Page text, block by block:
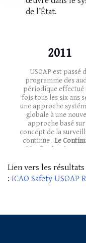
de l’État.
2011
USOAP est passé
programme des
périodique effectué
fois tous les six ans
une approche
globale à une
approche basé
concept de la
continue : Le
Monitoring
Lien vers les résultats
: ICAO Safety USOAP